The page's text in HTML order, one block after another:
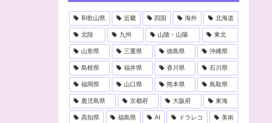
和歌山県 近畿 四国 海外 北海道
北陸 九州 山陰・山陽 東北
山形県 三重県 徳島県 沖縄県
島根県 福井県 香川県 石川県
福岡県 山口県 熊本県 鳥取県
鹿児島県 京都府 大阪府 東海
高知県 福島県 AI ドラレコ 美術